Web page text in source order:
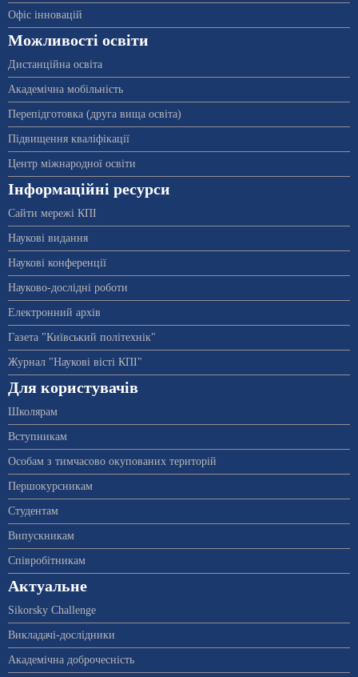
Офіс інновацій
Можливості освіти
Дистанційна освіта
Академічна мобільність
Перепідготовка (друга вища освіта)
Підвищення кваліфікації
Центр міжнародної освіти
Інформаційні ресурси
Сайти мережі КПІ
Наукові видання
Наукові конференції
Науково-дослідні роботи
Електронний архів
Газета "Київський політехнік"
Журнал "Наукові вісті КПІ"
Для користувачів
Школярам
Вступникам
Особам з тимчасово окупованих територій
Першокурсникам
Студентам
Випускникам
Співробітникам
Актуальне
Sikorsky Challenge
Викладачі-дослідники
Академічна доброчесність